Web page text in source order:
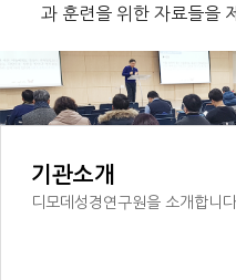
과 훈련을 위한 자료들을
기관소개
디모데성경연구원을 소개합니다.